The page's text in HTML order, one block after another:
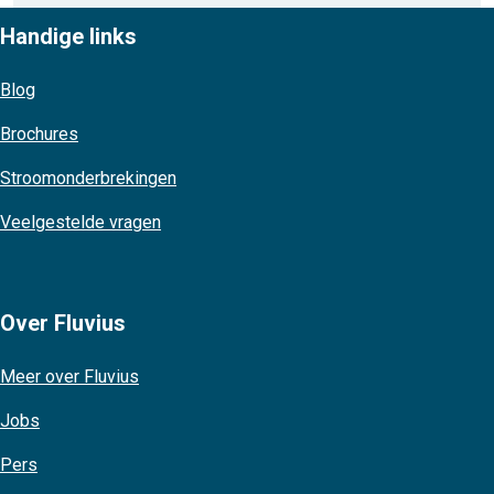
Handige links
Blog
Brochures
Stroomonderbrekingen
Veelgestelde vragen
Over Fluvius
Meer over Fluvius
Jobs
Pers